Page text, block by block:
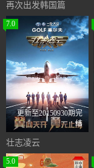
再次出发韩国篇
7.0
更新至20150930期完
结
壮志凌云
5.0